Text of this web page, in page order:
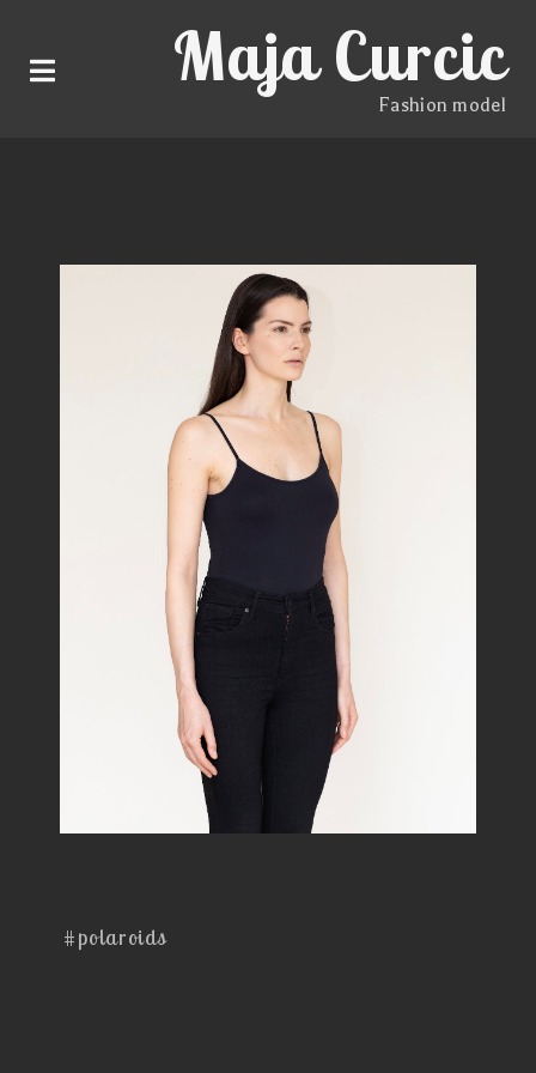
Maja Curcic
Fashion model
#polaroids